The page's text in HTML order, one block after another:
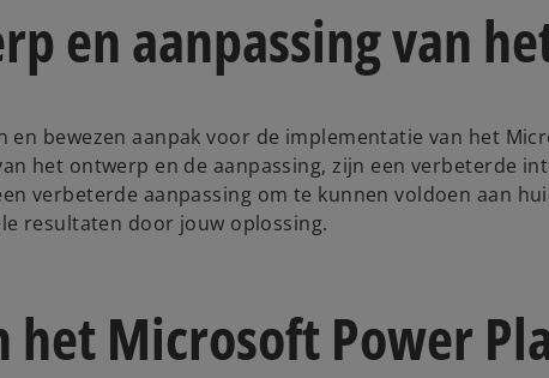
en aanpassing van
bewezen aanpak voor de implementatie van het
het ontwerp en de aanpassing, zijn een verbeterde
verbeterde aanpassing om te kunnen voldoen aan
resultaten door jouw oplossing.
het Microsoft Power